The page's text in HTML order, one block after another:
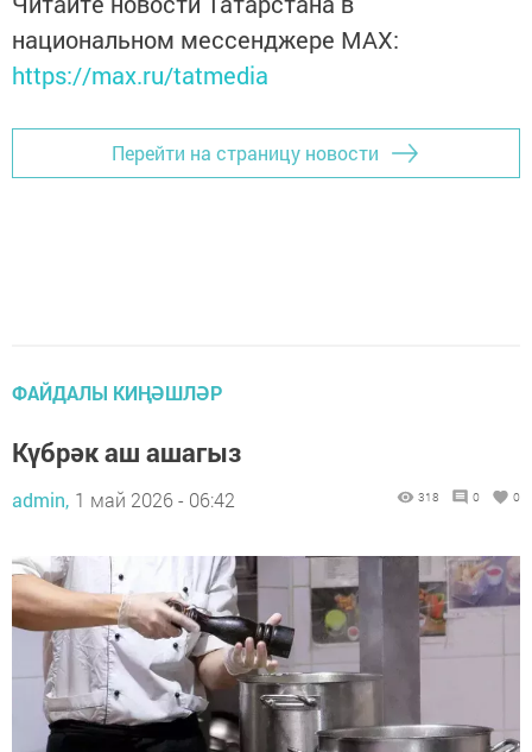
национальном мессенджере MАХ:
https://max.ru/tatmedia
Перейти на страницу новости
ФАЙДАЛЫ КИҢӘШЛӘР
Күбрәк аш ашагыз
admin, 1 май 2026 - 06:42 318 0 0